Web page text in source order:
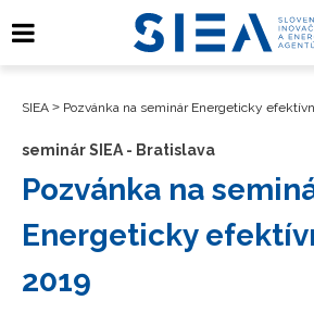
SIEA > Pozvánka na seminár Energeticky
seminár SIEA - Bratislava
Pozvánka na
Energeticky
2019